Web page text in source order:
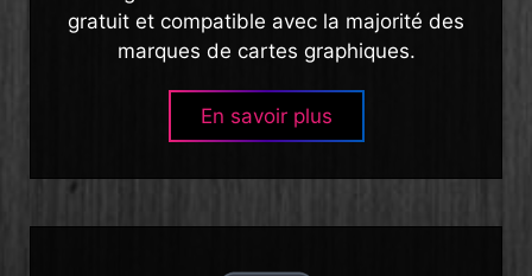
gratuit et compatible avec la majorité des
marques de cartes graphiques.
En savoir plus